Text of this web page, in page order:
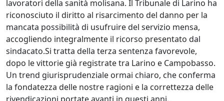
lavoratori della sanità molisana. Il Tribunale di Larino ha
riconosciuto il diritto al risarcimento del danno per la
mancata possibilità di usufruire del servizio mensa,
accogliendo integralmente il ricorso presentato dal
sindacato.Si tratta della terza sentenza favorevole,
dopo le vittorie già registrate tra Larino e Campobasso.
Un trend giurisprudenziale ormai chiaro, che conferma
la fondatezza delle nostre ragioni e la correttezza delle
rivendicazioni portate avanti in questi anni.